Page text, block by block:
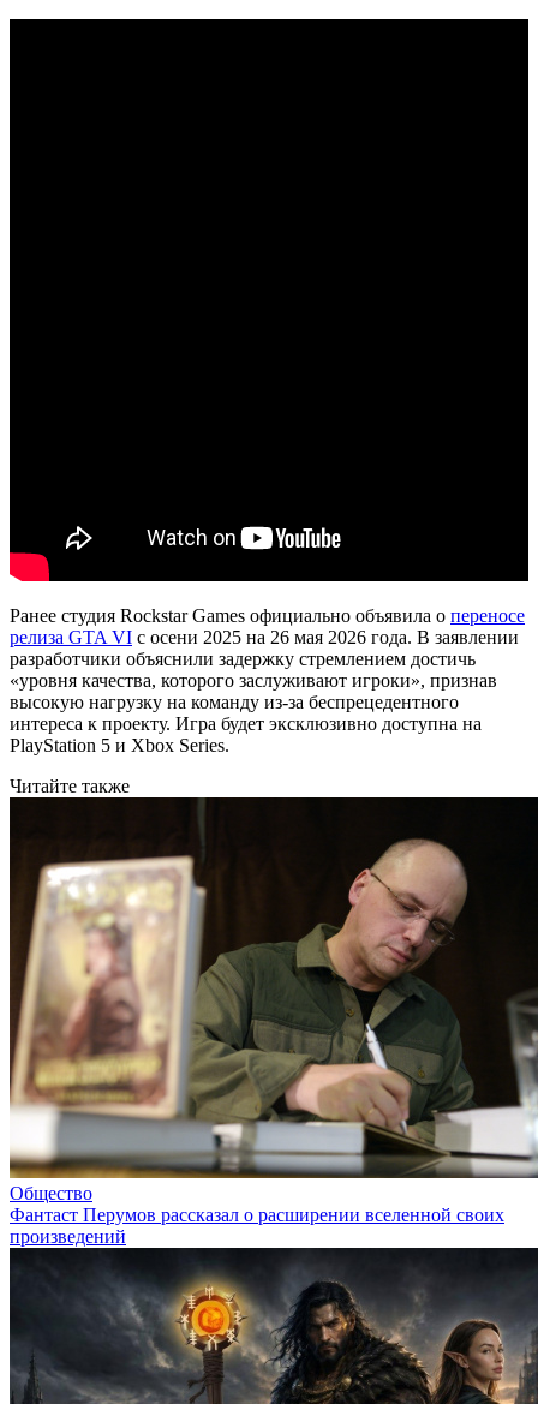
Ранее студия Rockstar Games официально объявила о переносе
релиза GTA VI с осени 2025 на 26 мая 2026 года. В заявлении
разработчики объяснили задержку стремлением достичь
«уровня качества, которого заслуживают игроки», признав
высокую нагрузку на команду из-за беспрецедентного
интереса к проекту. Игра будет эксклюзивно доступна на
PlayStation 5 и Xbox Series.
Читайте также
Общество
Фантаст Перумов рассказал о расширении вселенной своих
произведений